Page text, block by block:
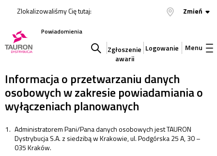
Zlokalizowaliśmy Cię tutaj: Zmień
Powiadomienia
w
Zgłoszenie
awarii
Logowanie Menu
Informacja o przetwarzaniu danych
osobowych w zakresie powiadamiania o
wyłączeniach planowanych
Administratorem Pani/Pana danych osobowych jest TAURON
Dystrybucja S.A. z siedzibą w Krakowie, ul. Podgórska 25 A, 30 –
035 Kraków.